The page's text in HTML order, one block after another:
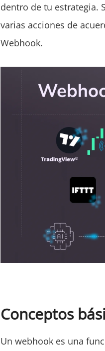
dentro de tu estrategia.
varias acciones de
Webhook.
Conceptos
Un webhook es una